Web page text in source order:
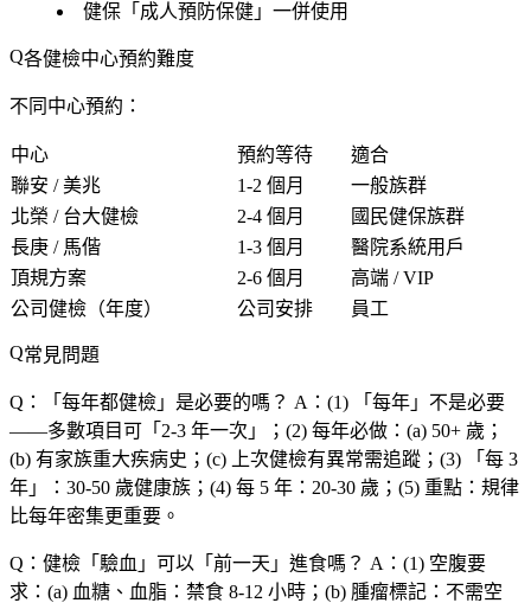
健保「 成人預防保健 」一併使用
各健檢中心預約難度
不同中心預約：
中心 預約等待
適合
聯安 / 美兆
1-2 個月
一般族群
北榮 / 台大健檢
2-4 個月
國民健保族群
長庚 / 馬偕
1-3 個月
醫院系統用戶
頂規方案
2-6 個月
高端 / VIP
公司健檢 （年度） 公司安排 員工
常見問題
Q：「 每年都健檢 」是必要的嗎？ A：(1) 「每年」不是必要
——多數項目可「2-3 年一次」；(2) 每年必做 ：(a) 50+ 歲；
(b) 有家族重大疾病史；(c) 上次健檢有異常需追蹤；(3) 「每 3
年」：30-50 歲健康族；(4) 每 5 年 ：20-30 歲；(5) 重點 ： 規律
比每年密集更重要 。
Q：健檢「 驗血 」可以「 前一天 」進食嗎？ A：(1) 空腹要
求 ：(a) 血糖、血脂 ： 禁食 8-12 小時 ；(b) 腫瘤標記 ：不需空